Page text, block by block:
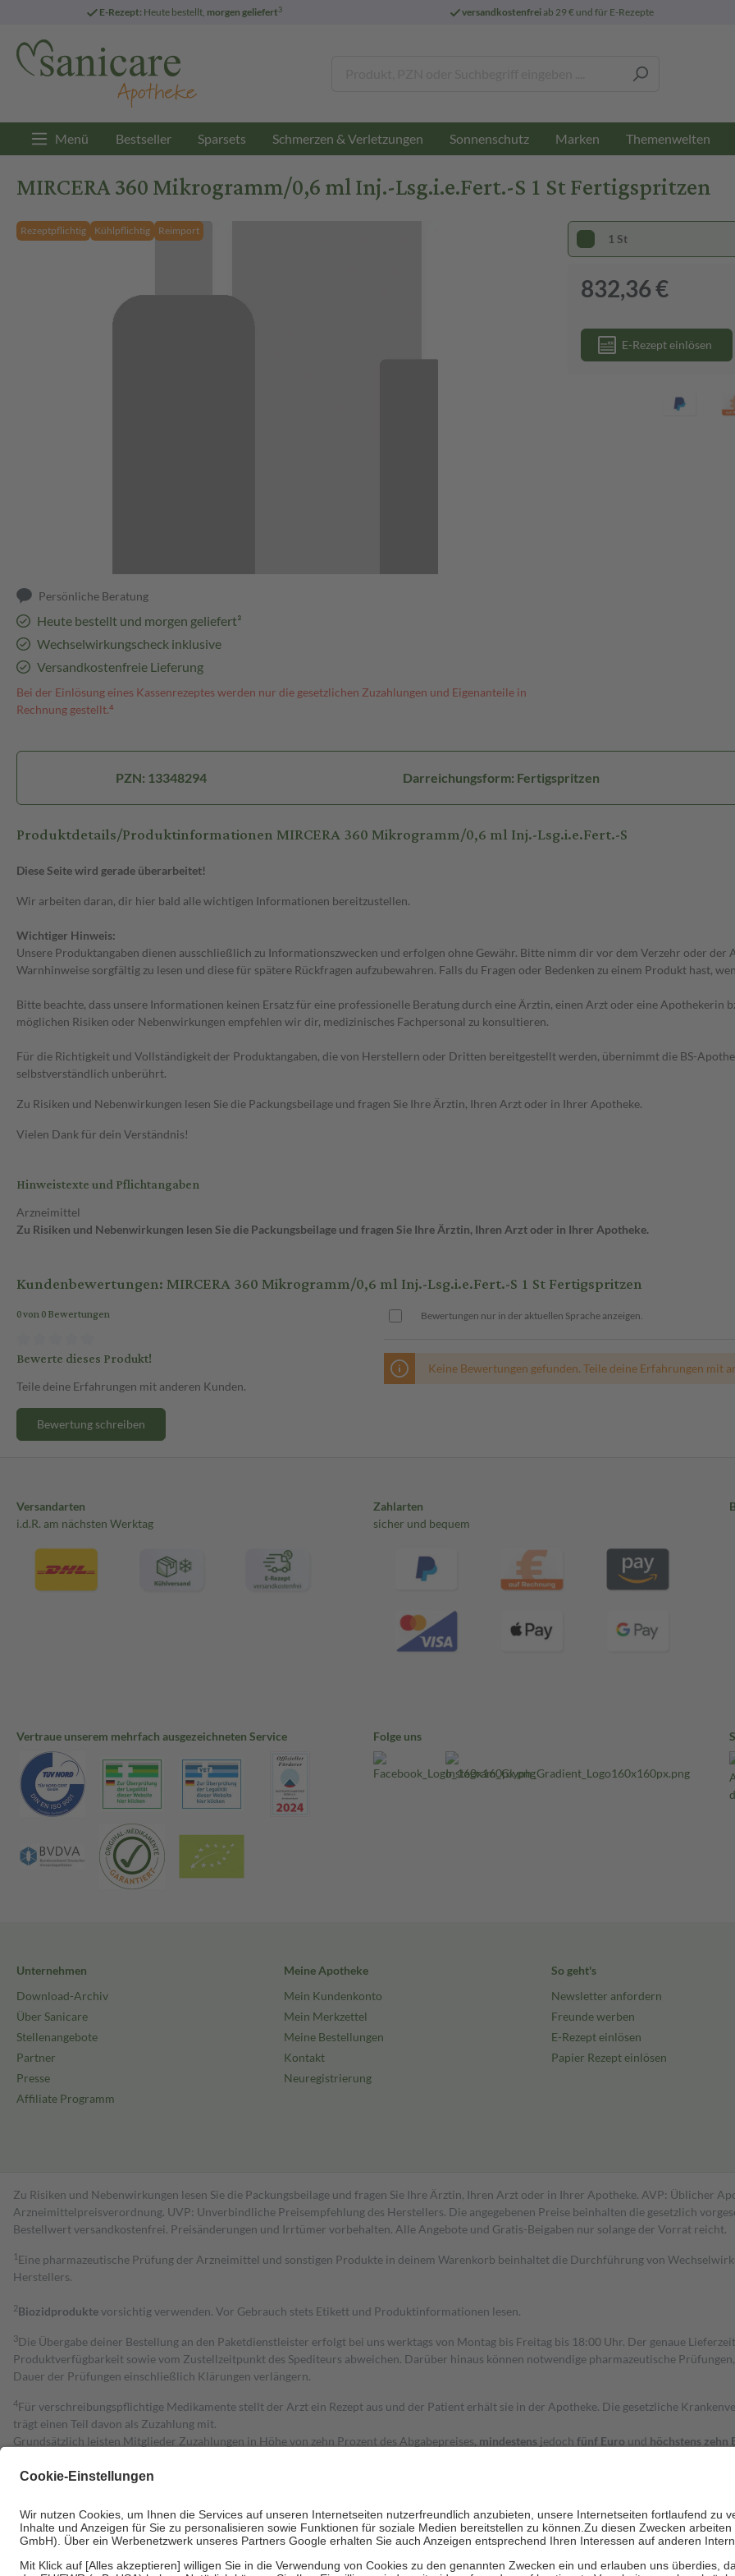
E-Rezept: Heute bestellt, morgen geliefert3 versandkostenfreiab 29 € und für E-Rezepte
Menü Bestseller Sparsets Schmerzen & Verletzungen Sonnenschutz Marken Themenwelten
MIRCERA 360 Mikrogramm/0,6 ml Inj.-Lsg.i.e.Fert.-S 1 St Fertigspritzen
Rezeptpflichtig Kühlpflichtig Reimport
Persönliche Beratung
Heute bestellt und morgen geliefert³
Wechselwirkungscheck inklusive
Versandkostenfreie Lieferung
Bei der Einlösung eines Kassenrezeptes werden nur die gesetzlichen Zuzahlungen und Eigenanteile in
Rechnung gestellt.⁴
1 St
832,36 €
E-Rezept einlösen
PZN: 13348294 Darreichungsform: Fertigspritzen
Produktdetails/Produktinformationen MIRCERA 360 Mikrogramm/0,6 ml Inj.-Lsg.i.e.Fert.-S
Diese Seite wird gerade überarbeitet!
Wir arbeiten daran, dir hier bald alle wichtigen Informationen bereitzustellen.
Wichtiger Hinweis:
Unsere Produktangaben dienen ausschließlich zu Informationszwecken und erfolgen ohne Gewähr. Bitte nimm dir vor dem Verzehr oder
Warnhinweise sorgfältig zu lesen und diese für spätere Rückfragen aufzubewahren. Falls du Fragen oder Bedenken zu einem Produkt hast,
Bitte beachte, dass unsere Informationen keinen Ersatz für eine professionelle Beratung durch eine Ärztin, einen Arzt oder eine Apothekerin
möglichen Risiken oder Nebenwirkungen empfehlen wir dir, medizinisches Fachpersonal zu konsultieren.
Für die Richtigkeit und Vollständigkeit der Produktangaben, die von Herstellern oder Dritten bereitgestellt werden, übernimmt die BS-
selbstverständlich unberührt.
Zu Risiken und Nebenwirkungen lesen Sie die Packungsbeilage und fragen Sie Ihre Ärztin, Ihren Arzt oder in Ihrer Apotheke.
Vielen Dank für dein Verständnis!
Hinweistexte und Pflichtangaben
Arzneimittel
Zu Risiken und Nebenwirkungen lesen Sie die Packungsbeilage und fragen Sie Ihre Ärztin, Ihren Arzt oder in Ihrer Apotheke.
Kundenbewertungen: MIRCERA 360 Mikrogramm/0,6 ml Inj.-Lsg.i.e.Fert.-S 1 St Fertigspritzen
0 von 0 Bewertungen
Bewerte dieses Produkt!
Teile deine Erfahrungen mit anderen Kunden.
Bewertung schreiben
Bewertungen nur in der aktuellen Sprache anzeigen.
Keine Bewertungen gefunden. Teile deine Erfahrungen mit
Versandarten
i.d.R. am nächsten Werktag
Zahlarten
sicher und bequem
Vertraue unserem mehrfach ausgezeichneten Service Folge uns
Unternehmen
Download-Archiv
Über Sanicare
Stellenangebote
Partner
Presse
Affiliate Programm
Meine Apotheke
Mein Kundenkonto
Mein Merkzettel
Meine Bestellungen
Kontakt
Neuregistrierung
So geht's
Newsletter anfordern
Freunde werben
E-Rezept einlösen
Papier Rezept einlösen
Zu Risiken und Nebenwirkungen lesen Sie die Packungsbeilage und fragen Sie Ihre Ärztin, Ihren Arzt oder in Ihrer Apotheke. AVP: Üblicher
Arzneimittelpreisverordnung. UVP: Unverbindliche Preisempfehlung des Herstellers. Die angegebenen Preise beinhalten die gesetzlich
Bestell­wert versand­kosten­frei. Preisänderungen und Irrtümer vorbehalten. Alle Angebote und Gratis-Beigaben nur solange der Vorrat reicht.
1 Eine pharmazeutische Prüfung der Arzneimittel und sonstigen Produkte in deinem Warenkorb beinhaltet die Durchführung von
Herstellers.
2Biozidproduktevorsichtig verwenden. Vor Gebrauch stets Etikett und Produktinformationen lesen.
3Die Übergabe deiner Bestellung an den Paketdienstleister erfolgt bei uns werktags von Montag bis Freitag bis 18:00 Uhr. Der genaue
Produktverfügbarkeit sowie vom Zustellzeitpunkt des Spediteurs abweichen. Darüber hinaus können notwendige pharmazeutische
Dauer der Prüfungen einschließlich Klärungen verlängern.
4Für verschreibungspflichtige Medikamente stellt der Arzt ein Rezept aus und der Patient erhält sie in der Apotheke. Die gesetzliche
trägt einen Teil davon als Zuzahlung mit.
Grundsätzlich leisten Mitglieder Zuzahlungen in Höhe von zehn Prozent des Abgabepreises, mindestens jedoch fünf Euro und höchstens zehn
Diese Regeln gelten grundsätzlich auch für Online-Apotheken.
Um das Engagement der Versicherten für ihre eigene Gesundheit zu stärken und die besondere Stellung der Familie zu unterstützen, fallen
• Kindern und Jugendlichen bis zum vollendeten 18. Lebensjahr mit Ausnahme der Fahrkosten
• Untersuchungen zur Vorsorge und Früherkennung, die von der GKV getragen werden
• empfohlenen Schutzimpfungen